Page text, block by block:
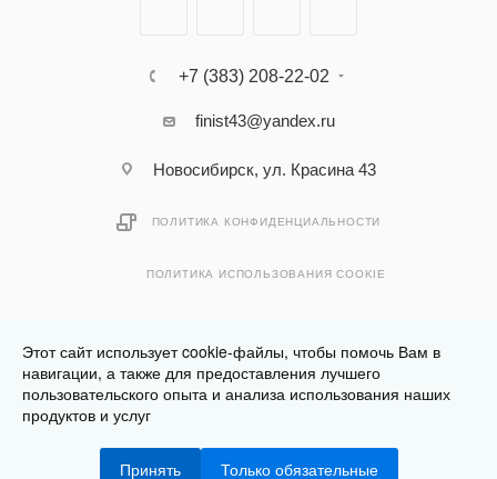
+7 (383) 208-22-02
finist43@yandex.ru
Новосибирск, ул. Красина 43
ПОЛИТИКА КОНФИДЕНЦИАЛЬНОСТИ
ПОЛИТИКА ИСПОЛЬЗОВАНИЯ COOKIE
Разработано вКлюква.Студия
2026 © Финист - интернет-магазин мебели
Этот сайт использует cookie-файлы, чтобы помочь Вам в
навигации, а также для предоставления лучшего
пользовательского опыта и анализа использования наших
продуктов и услуг
Принять Только обязательные